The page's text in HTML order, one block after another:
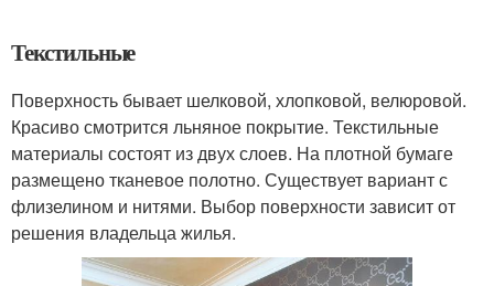
Текстильные
Поверхность бывает шелковой, хлопковой, велюровой.
Красиво смотрится льняное покрытие. Текстильные
материалы состоят из двух слоев. На плотной бумаге
размещено тканевое полотно. Существует вариант с
флизелином и нитями. Выбор поверхности зависит от
решения владельца жилья.